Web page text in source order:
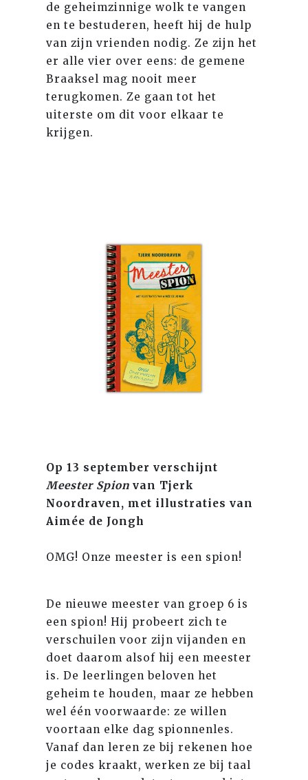
de geheimzinnige wolk te vangen
en te bestuderen, heeft hij de hulp
van zijn vrienden nodig. Ze zijn het
er alle vier over eens: de gemene
Braaksel mag nooit meer
terugkomen. Ze gaan tot het
uiterste om dit voor elkaar te
krijgen.
Op 13 september verschijnt
Meester Spion van Tjerk
Noordraven, met illustraties van
Aimée de Jongh
OMG! Onze meester is een spion!
De nieuwe meester van groep 6 is
een spion! Hij probeert zich te
verschuilen voor zijn vijanden en
doet daarom alsof hij een meester
is. De leerlingen beloven het
geheim te houden, maar ze hebben
wel één voorwaarde: ze willen
voortaan elke dag spionnenles.
Vanaf dan leren ze bij rekenen hoe
je codes kraakt, werken ze bij taal